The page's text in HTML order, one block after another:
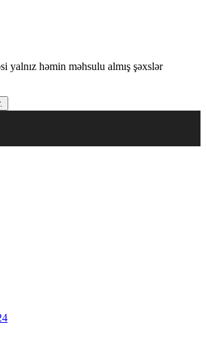
yalnız həmin məhsulu almış şəxslər